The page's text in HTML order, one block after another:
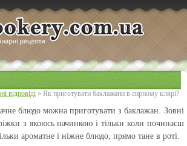
відповіді » Як приготувати баклажани в сирному клярі?
блюдо можна приготувати з баклажан. Зовні
з якоюсь начинкою і тільки коли починаєш
ароматне і ніжне блюдо, прямо тане в роті.